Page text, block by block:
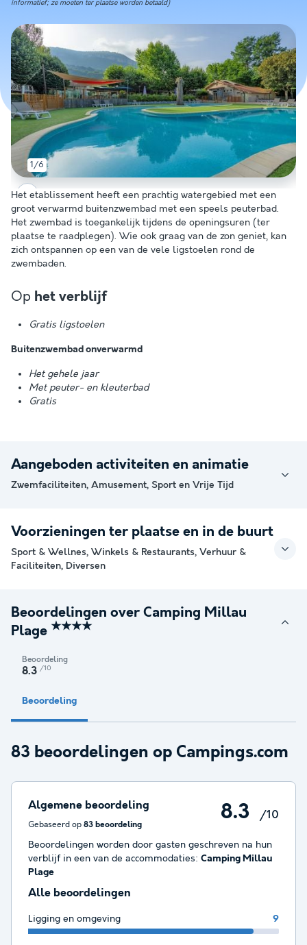
informatief; ze moeten ter plaatse worden betaald)
1/6
Het etablissement heeft een prachtig watergebied met een
groot verwarmd buitenzwembad met een speels peuterbad.
Het zwembad is toegankelijk tijdens de openingsuren (ter
plaatse te raadplegen). Wie ook graag van de zon geniet, kan
zich ontspannen op een van de vele ligstoelen rond de
zwembaden.
Op het verblijf
Gratis ligstoelen
Buitenzwembad onverwarmd
Het gehele jaar
Met peuter- en kleuterbad
Gratis
Aangeboden activiteiten en animatie
Zwemfaciliteiten, Amusement, Sport en Vrije Tijd
Voorzieningen ter plaatse en in de buurt
Sport & Wellnes, Winkels & Restaurants, Verhuur &
Faciliteiten, Diversen
Beoordelingen over Camping Millau
Plage ★★★★
Beoordeling
8.3 /10
Beoordeling
83 beoordelingen op Campings.com
Algemene beoordeling
Gebaseerd op 83 beoordeling
8.3 /10
Beoordelingen worden door gasten geschreven na hun
verblijf in een van de accommodaties: Camping Millau
Plage
Alle beoordelingen
Ligging en omgeving 9